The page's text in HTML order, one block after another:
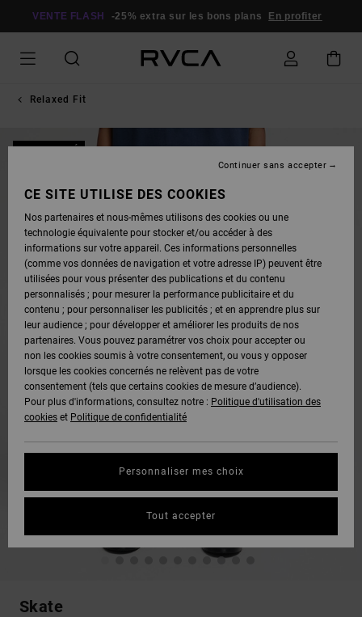
VENTE FLASH -25% extra sur les bons plans En profiter
Relaxed Fit
Skate
CE SITE UTILISE DES COOKIES
Nos partenaires et nous-mêmes utilisons des cookies ou une
technologie équivalente pour stocker et/ou accéder à des
informations sur votre appareil. Ces informations personnelles
(comme vos données de navigation et votre adresse IP) peuvent être
utilisées pour vous présenter des publications et du contenu
personnalisés ; pour mesurer la performance publicitaire et du
contenu ; pour personnaliser les publicités ; et en apprendre plus sur
leur audience ; pour développer et améliorer les produits de nos
partenaires. Vous pouvez paramétrer vos choix pour accepter ou
non les cookies soumis à votre consentement, ou vous y opposer
lorsque les cookies concernés ne relèvent pas de votre
consentement (tels que certains cookies de mesure d’audience).
Pour plus d'informations, consultez notre : Politique d'utilisation des
cookies et Politique de confidentialité
Personnaliser mes choix
Continuer sans accepter
Tout accepter